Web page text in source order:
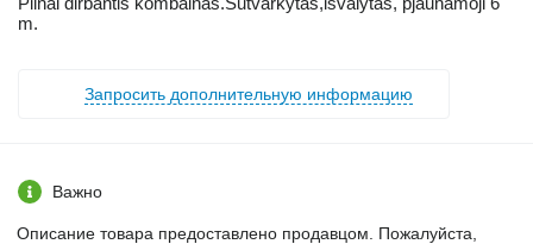
m.
Запросить дополнительную информацию
Важно
Описание товара предоставлено продавцом. Пожалуйста,